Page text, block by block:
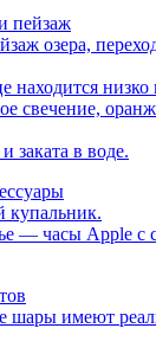
пейзаж
озера,
находится
свечение,
заката в воде.
купальник.
— часы Apple с
шары имеют